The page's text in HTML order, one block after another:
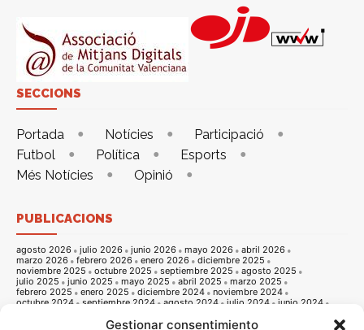
Gestionar consentimiento
SECCIONS
Portada Notícies
Participació
Futbol
Política
Esports
Més Notícies
Opinió
PUBLICACIONS
agosto 2026 julio 2026 junio 2026 mayo 2026
abril 2026
marzo 2026
febrero 2026 enero 2026
diciembre 2025
noviembre 2025
octubre 2025 septiembre 2025
agosto 2025
julio 2025
junio 2025 mayo 2025 abril 2025
marzo 2025
febrero 2025
enero 2025 diciembre 2024
noviembre 2024
octubre 2024
septiembre 2024 agosto 2024 julio 2024
junio 2024
noviembre 2023 octubre 2023
septiembre 2023